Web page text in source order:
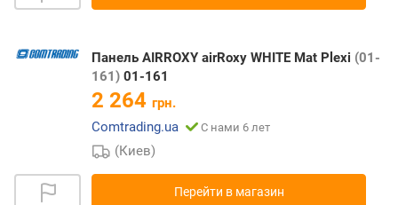
Панель AIRROXY airRoxy WHITE Mat Plexi (01-
161) 01-161
2 264 грн.
Comtrading.ua
С нами 6 лет
(Киев)
Перейти в магазин